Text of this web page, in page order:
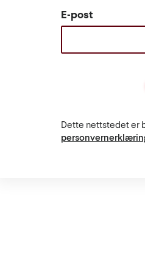
E-post
Dette nettstedet er